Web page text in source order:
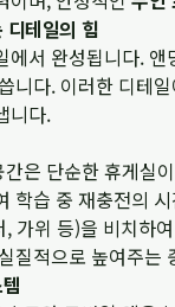
디테일의 힘
에서 완성됩니다.
니다. 이러한 디테
니다.
은 단순한 휴게실
학습 중 재충전의
가위 등)을 비치하
질적으로 높여주는